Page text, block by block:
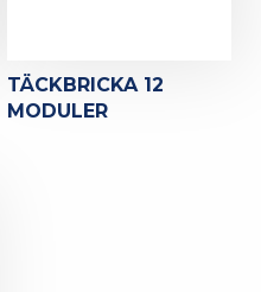
TÄCKBRICKA 12
MODULER